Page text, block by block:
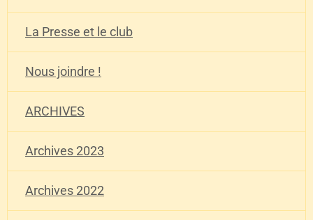
La Presse et le club
Nous joindre !
ARCHIVES
Archives 2023
Archives 2022